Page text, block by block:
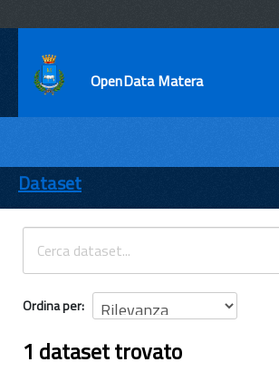
OpenData Matera
ENTI
TEMI
INFORMAZIONI
Dataset
Ordina per
1 dataset trovato